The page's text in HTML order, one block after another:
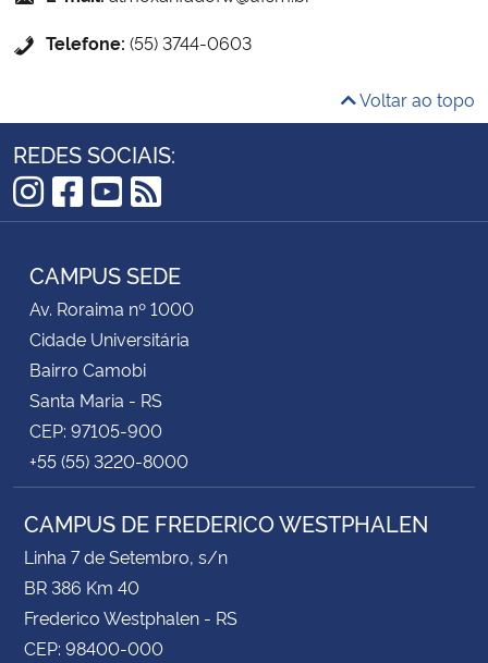
Telefone: (55) 3744-0603
Voltar ao topo
REDES SOCIAIS:
Instagram
Facebook
YouTube
RSS
CAMPUS SEDE
Av. Roraima nº 1000
Cidade Universitária
Bairro Camobi
Santa Maria - RS
CEP: 97105-900
+55 (55) 3220-8000
CAMPUS DE FREDERICO WESTPHALEN
Linha 7 de Setembro, s/n
BR 386 Km 40
Frederico Westphalen - RS
CEP: 98400-000